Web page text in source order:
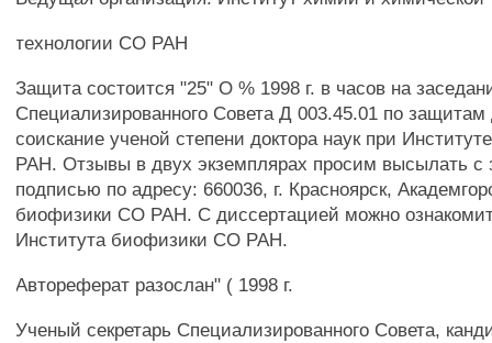
технологии СО РАН
Защита состоится "25" О % 1998 г. в часов на
Специализированного Совета Д 003.45.01 по
соискание ученой степени доктора наук при
РАН. Отзывы в двух экземплярах просим высылать с
подписью по адресу: 660036, г. Красноярск,
биофизики СО РАН. С диссертацией можно
Института биофизики СО РАН.
Автореферат разослан" ( 1998 г.
Ученый секретарь Специализированного Совета,